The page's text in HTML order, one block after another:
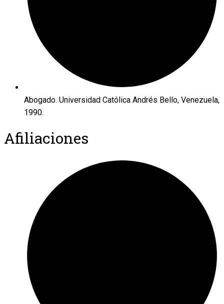
Abogado. Universidad Católica Andrés Bello, Venezuela,
1990.
Afiliaciones